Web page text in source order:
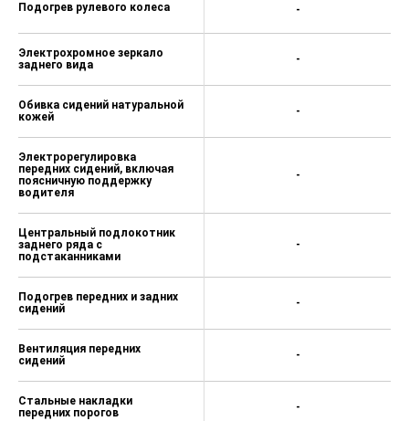
Подогрев рулевого колеса
Электрохромное зеркало
заднего вида
Обивка сидений натуральной
кожей
Электрорегулировка
передних сидений, включая
поясничную поддержку
водителя
Центральный подлокотник
заднего ряда с
подстаканниками
Подогрев передних и задних
сидений
Вентиляция передних
сидений
Стальные накладки
передних порогов
-
-
-
-
-
-
-
-